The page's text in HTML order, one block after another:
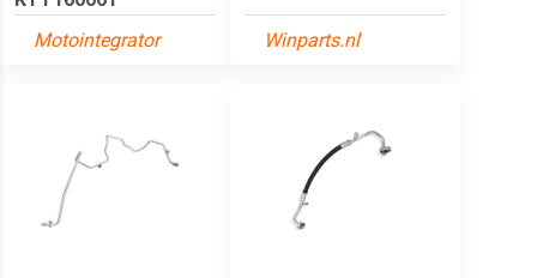
Motointegrator
Winparts.nl